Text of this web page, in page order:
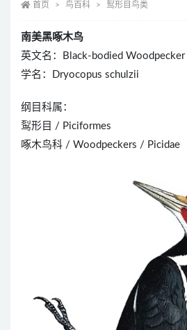
首页 鸟百科 䴕形目鸟类
南美黑啄木鸟
英文名：Black-bodied Woodpecker
学名：Dryocopus schulzii
纲目科属：
䴕形目 / Piciformes
啄木鸟科 / Woodpeckers / Picidae